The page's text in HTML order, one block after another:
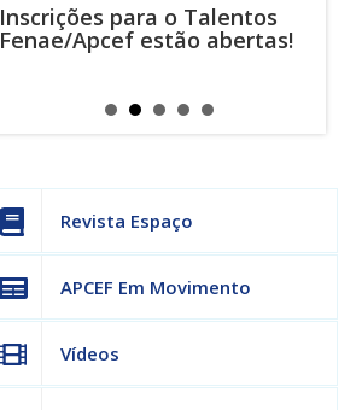
Inscrições para o Talentos
Fenae/Apcef estão abertas!
Revista Espaço
APCEF Em Movimento
Vídeos